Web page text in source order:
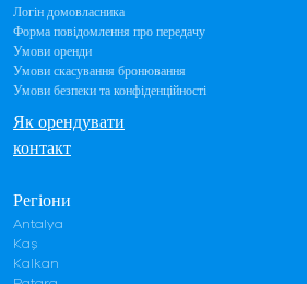
Регіони
Antalya
Kaş
Kalkan
Логін домовласника
Форма повідомлення про передачу
Умови оренди
Умови скасування бронювання
Умови безпеки та конфіденційності
Як орендувати
контакт